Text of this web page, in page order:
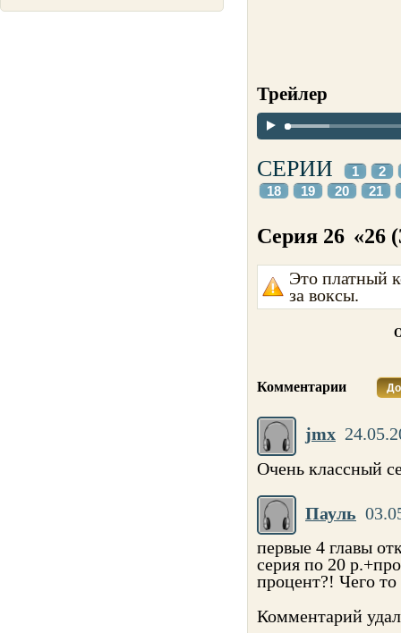
Трейлер
СЕРИИ 1
2
18
19 20 21
Серия 26 «26
Это платный
за воксы.
Комментарии
jmx
Очень классный
Пауль
первые 4 главы
серия по 20
процент?! Чего
Комментарий